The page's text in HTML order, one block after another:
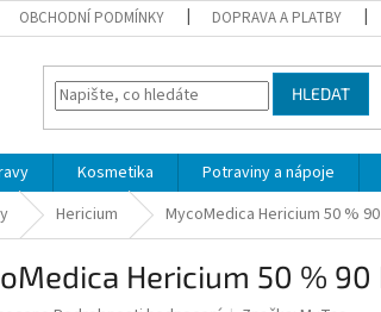
OBCHODNÍ PODMÍNKY DOPRAVA A PLATBY
HLEDAT
Kosmetika Potraviny a nápoje
Hericium MycoMedica Hericium 50 %
Hericium 50 % 90